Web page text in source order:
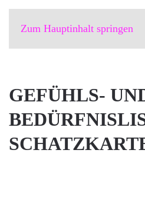
Zum Hauptinhalt springen
GEFÜHLS-